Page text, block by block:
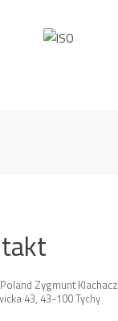
Zygmunt Klachacz
43, 43-100 Tychy